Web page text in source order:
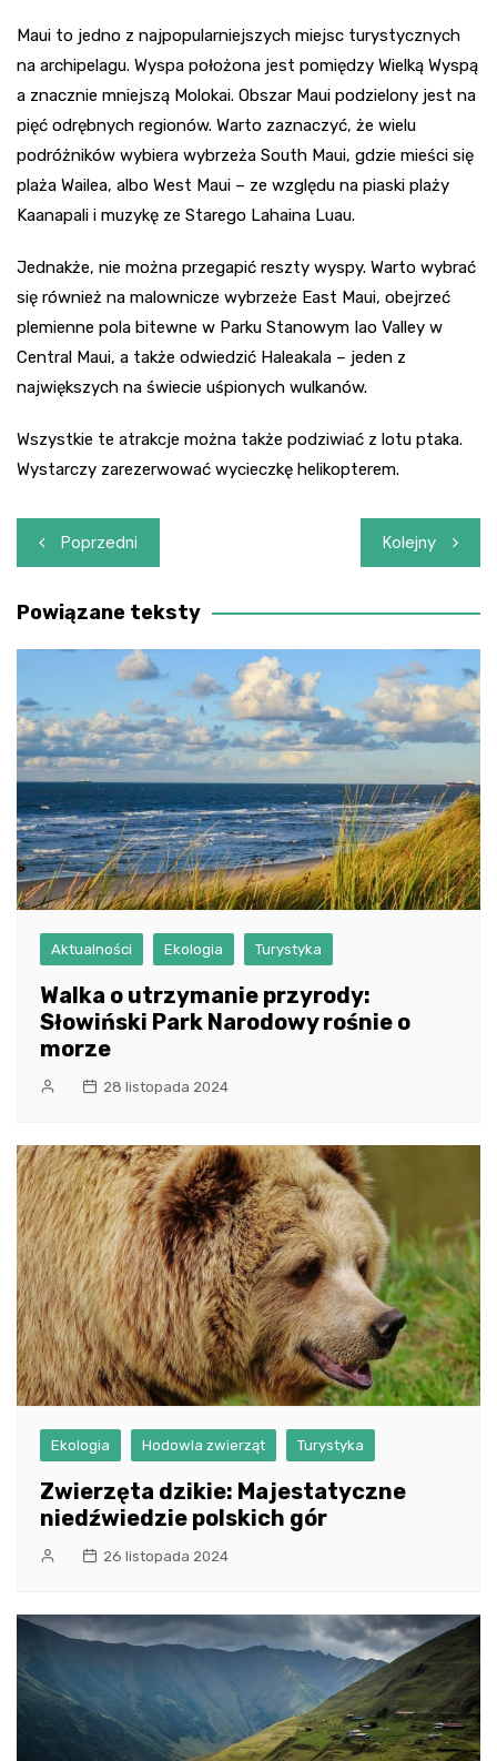
Maui to jedno z najpopularniejszych miejsc turystycznych
na archipelagu. Wyspa położona jest pomiędzy Wielką Wyspą
a znacznie mniejszą Molokai. Obszar Maui podzielony jest na
pięć odrębnych regionów. Warto zaznaczyć, że wielu
podróżników wybiera wybrzeża South Maui, gdzie mieści się
plaża Wailea, albo West Maui – ze względu na piaski plaży
Kaanapali i muzykę ze Starego Lahaina Luau.
Jednakże, nie można przegapić reszty wyspy. Warto wybrać
się również na malownicze wybrzeże East Maui, obejrzeć
plemienne pola bitewne w Parku Stanowym Iao Valley w
Central Maui, a także odwiedzić Haleakala – jeden z
największych na świecie uśpionych wulkanów.
Wszystkie te atrakcje można także podziwiać z lotu ptaka.
Wystarczy zarezerwować wycieczkę helikopterem.
Nawigacja
wpisu
Poprzedni Kolejny
Powiązane teksty
Aktualności Ekologia Turystyka
Walka o utrzymanie przyrody:
Słowiński Park Narodowy rośnie o
morze
28 listopada 2024
Ekologia Hodowla zwierząt Turystyka
Zwierzęta dzikie: Majestatyczne
niedźwiedzie polskich gór
26 listopada 2024